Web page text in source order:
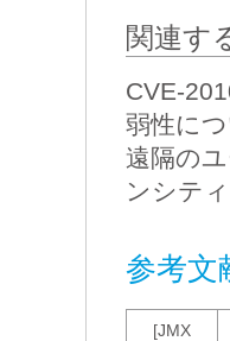
関連す
CVE-
弱性に
遠隔の
ンシテ
参考文
[JMX